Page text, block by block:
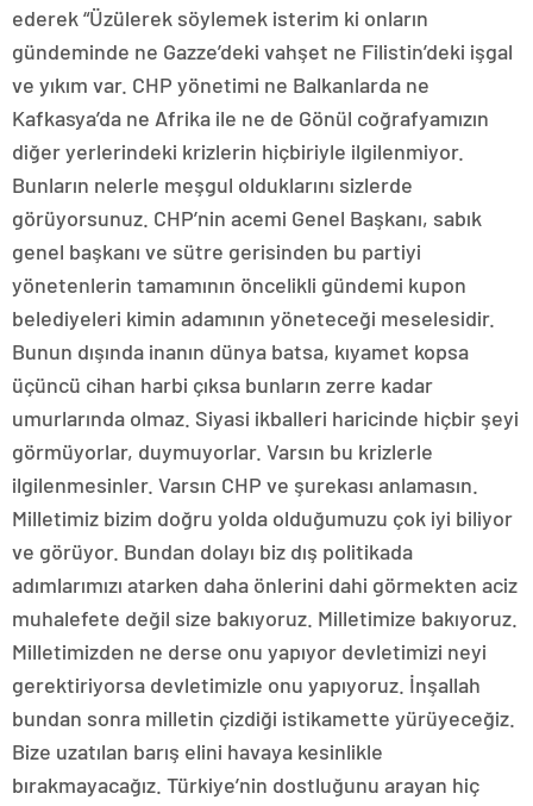
ederek “Üzülerek söylemek isterim ki onların
gündeminde ne Gazze’deki vahşet ne Filistin’deki işgal
ve yıkım var. CHP yönetimi ne Balkanlarda ne
Kafkasya’da ne Afrika ile ne de Gönül coğrafyamızın
diğer yerlerindeki krizlerin hiçbiriyle ilgilenmiyor.
Bunların nelerle meşgul olduklarını sizlerde
görüyorsunuz. CHP’nin acemi Genel Başkanı, sabık
genel başkanı ve sütre gerisinden bu partiyi
yönetenlerin tamamının öncelikli gündemi kupon
belediyeleri kimin adamının yöneteceği meselesidir.
Bunun dışında inanın dünya batsa, kıyamet kopsa
üçüncü cihan harbi çıksa bunların zerre kadar
umurlarında olmaz. Siyasi ikballeri haricinde hiçbir şeyi
görmüyorlar, duymuyorlar. Varsın bu krizlerle
ilgilenmesinler. Varsın CHP ve şurekası anlamasın.
Milletimiz bizim doğru yolda olduğumuzu çok iyi biliyor
ve görüyor. Bundan dolayı biz dış politikada
adımlarımızı atarken daha önlerini dahi görmekten aciz
muhalefete değil size bakıyoruz. Milletimize bakıyoruz.
Milletimizden ne derse onu yapıyor devletimizi neyi
gerektiriyorsa devletimizle onu yapıyoruz. İnşallah
bundan sonra milletin çizdiği istikamette yürüyeceğiz.
Bize uzatılan barış elini havaya kesinlikle
bırakmayacağız. Türkiye’nin dostluğunu arayan hiç